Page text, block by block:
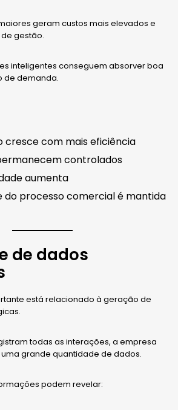
geram custos mais elevados e
gestão.
inteligentes conseguem absorver boa
de demanda.
cresce com mais eficiência
controlados
aumenta
do processo comercial é mantida
de dados
está relacionado à geração de
todas as interações, a empresa
grande quantidade de dados.
podem revelar: